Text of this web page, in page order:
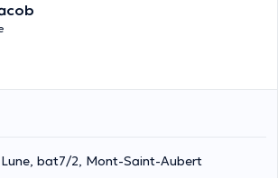
bat7/2, Mont-Saint-Aubert